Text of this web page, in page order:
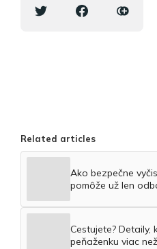
Related articles
Ako bezpečne
pomôže už len
Cestujete?
peňaženku viac